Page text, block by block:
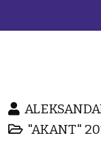
"AKANT"